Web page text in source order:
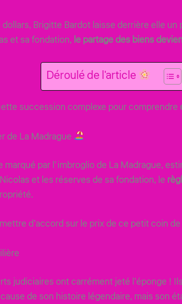
Brigitte Bardot laisse derrière elle
et sa fondation, le partage des biens
Déroulé de l'article
succession complexe pour comprendre
de La Madrague
par l’imbroglio de La Madrague,
et les réserves de sa fondation, le
d’accord sur le prix de ce petit coin
judiciaires ont carrément jeté l’éponge !
de son histoire légendaire, mais son